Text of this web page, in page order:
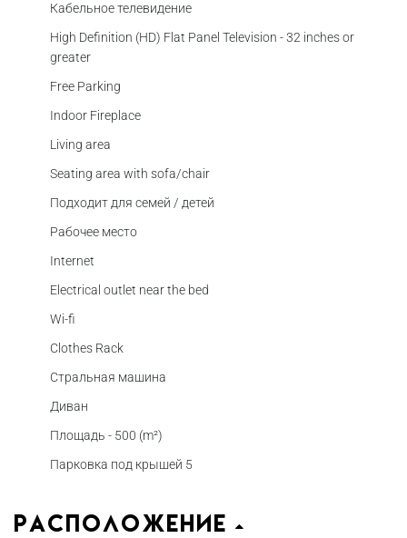
Кабельное телевидение
High Definition (HD) Flat Panel Television - 32 inches or
greater
Free Parking
Indoor Fireplace
Living area
Seating area with sofa/chair
Подходит для семей / детей
Рабочее место
Internet
Electrical outlet near the bed
Wi-fi
Clothes Rack
Стральная машина
Диван
Площадь - 500 (m²)
Парковка под крышей 5
Расположение